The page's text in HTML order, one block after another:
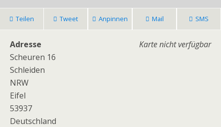
Teilen Tweet Anpinnen Mail SMS
Karte nicht verfügbar
Adresse
Scheuren 16
Schleiden
NRW
Eifel
53937
Deutschland